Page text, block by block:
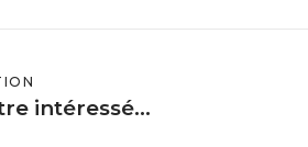
intéressé...